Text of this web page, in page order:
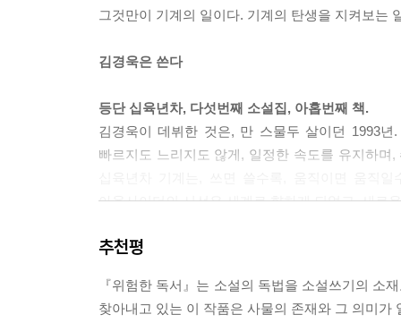
그것만이 기계의 일이다. 기계의 탄생을 지켜보는
김경욱은 쓴다
등단 십육년차, 다섯번째 소설집, 아홉번째 책.
김경욱이 데뷔한 것은, 만 스물두 살이던 1993
빠르지도 느리지도 않게, 일정한 속도를 유지하
아웃사이더의 시선은 세계로 향하게 되었고, 새로
“나를 읽어봐. 주저하지 말고 나를 읽어봐.”(「위험
나를 읽어봐, 주저하지 말고 나를 읽어봐
추천평
『위험한 독서』는 소설의 독법을 소설쓰기의 소
찾아내고 있는 이 작품은 사물의 존재와 그 의미